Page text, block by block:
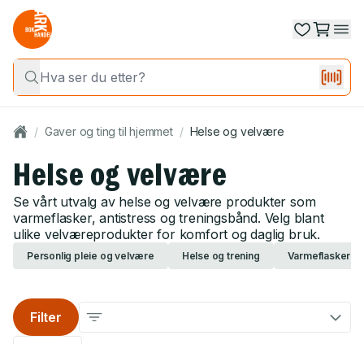
/ Gaver og ting til hjemmet / Helse og velvære
Helse og velvære
Se vårt utvalg av helse og velvære produkter som
varmeflasker, antistress og treningsbånd. Velg blant
ulike velværeprodukter for komfort og daglig bruk.
Personlig pleie og velvære Helse og trening Varmeflasker
Filter